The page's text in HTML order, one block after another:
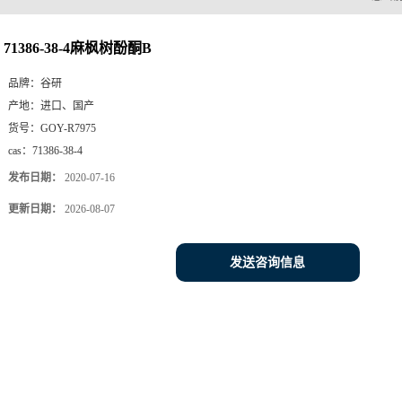
您当
71386-38-4麻枫树酚酮B
品牌：
谷研
产地： 进口、国产
货号：
GOY-R7975
cas： 71386-38-4
发布日期： 2020-07-16
更新日期： 2026-08-07
发送咨询信息